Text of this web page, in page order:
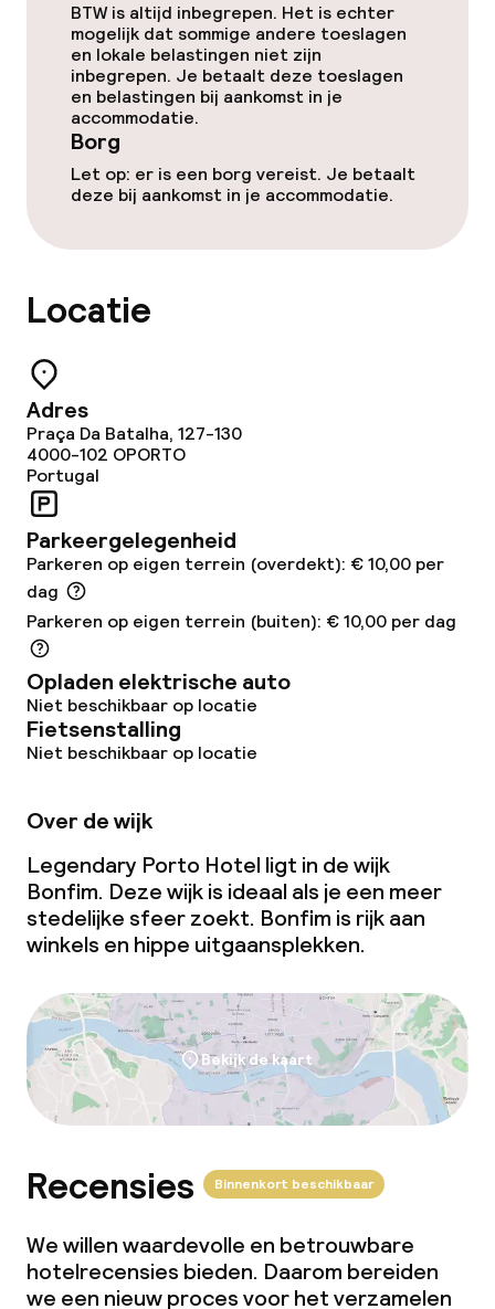
Vergaderruimte
Beleid
Borg bij aankomst
Overal rookvrij
BTW is altijd inbegrepen. Het is echter
mogelijk dat sommige andere toeslagen
en lokale belastingen niet zijn
inbegrepen. Je betaalt deze toeslagen
en belastingen bij aankomst in je
accommodatie.
Borg
Let op: er is een borg vereist. Je betaalt
deze bij aankomst in je accommodatie.
Locatie
Adres
Praça Da Batalha, 127-130
4000-102 OPORTO
Portugal
Parkeergelegenheid
Parkeren op eigen terrein (overdekt): € 10,00 per
dag
Parkeren op eigen terrein (buiten): € 10,00 per dag
Opladen elektrische auto
Niet beschikbaar op locatie
Fietsenstalling
Niet beschikbaar op locatie
Over de wijk
Legendary Porto Hotel ligt in de wijk
Bonfim. Deze wijk is ideaal als je een meer
stedelijke sfeer zoekt. Bonfim is rijk aan
winkels en hippe uitgaansplekken.
Bekijk de kaart
Recensies Binnenkort beschikbaar
We willen waardevolle en betrouwbare
hotelrecensies bieden. Daarom bereiden
we een nieuw proces voor het verzamelen